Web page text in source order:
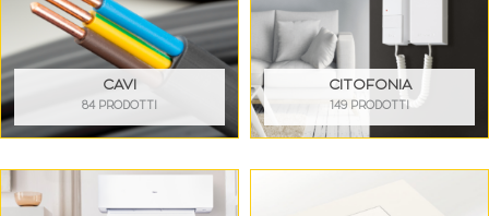
CAVI
84 PRODOTTI
CITOFONIA
149 PRODOTTI